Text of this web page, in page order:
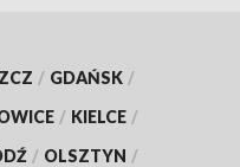
/ GDAŃSK /
/ KIELCE /
/ OLSZTYN /